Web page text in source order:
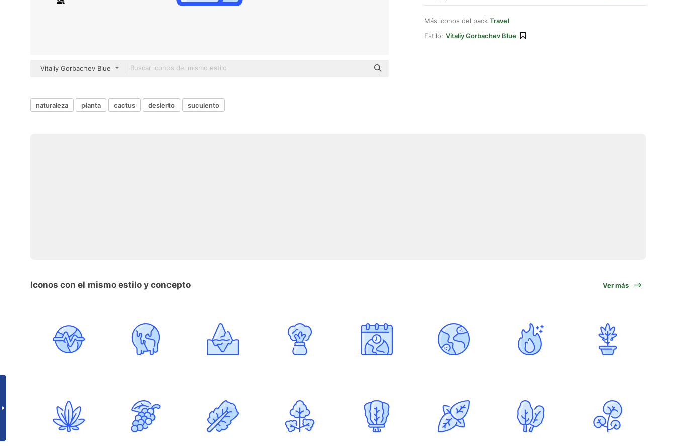
Vitaliy Gorbachev Blue
Más iconos del pack Travel
Estilo: Vitaliy Gorbachev Blue
naturaleza planta cactus desierto suculento
Iconos con el mismo estilo y concepto Ver más